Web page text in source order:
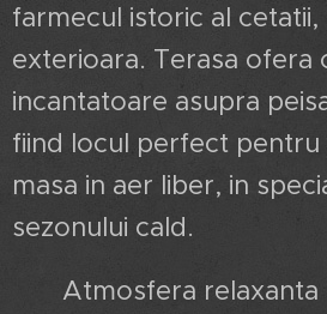
farmecul istoric al cetatii,
exterioara. Terasa ofera
incantatoare asupra
fiind locul perfect pentru
masa in aer liber, in
sezonului cald.
Atmosfera relaxanta